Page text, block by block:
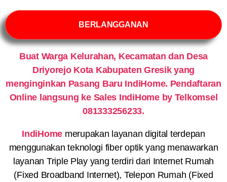
BERLANGGANAN
Buat Warga Kelurahan, Kecamatan dan Desa
Driyorejo Kota Kabupaten Gresik yang
menginginkan Pasang Baru IndiHome. Pendaftaran
Online langsung ke Sales IndiHome by Telkomsel
081333256233.
IndiHome merupakan layanan digital terdepan
menggunakan teknologi fiber optik yang menawarkan
layanan Triple Play yang terdiri dari Internet Rumah
(Fixed Broadband Internet), Telepon Rumah (Fixed